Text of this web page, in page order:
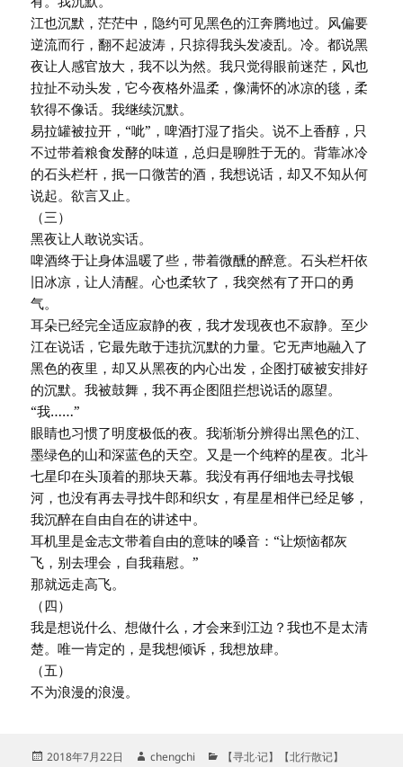
江也沉默，茫茫中，隐约可见黑色的江奔腾地过。风偏要
逆流而行，翻不起波涛，只掠得我头发凌乱。冷。都说黑
夜让人感官放大，我不以为然。我只觉得眼前迷茫，风也
拉扯不动头发，它今夜格外温柔，像满怀的冰凉的毯，柔
软得不像话。我继续沉默。
易拉罐被拉开，“呲”，啤酒打湿了指尖。说不上香醇，只
不过带着粮食发酵的味道，总归是聊胜于无的。背靠冰冷
的石头栏杆，抿一口微苦的酒，我想说话，却又不知从何
说起。欲言又止。
（三）
黑夜让人敢说实话。
啤酒终于让身体温暖了些，带着微醺的醉意。石头栏杆依
旧冰凉，让人清醒。心也柔软了，我突然有了开口的勇
气。
耳朵已经完全适应寂静的夜，我才发现夜也不寂静。至少
江在说话，它最先敢于违抗沉默的力量。它无声地融入了
黑色的夜里，却又从黑夜的内心出发，企图打破被安排好
的沉默。我被鼓舞，我不再企图阻拦想说话的愿望。
“我……”
眼睛也习惯了明度极低的夜。我渐渐分辨得出黑色的江、
墨绿色的山和深蓝色的天空。又是一个纯粹的星夜。北斗
七星印在头顶着的那块天幕。我没有再仔细地去寻找银
河，也没有再去寻找牛郎和织女，有星星相伴已经足够，
我沉醉在自由自在的讲述中。
耳机里是金志文带着自由的意味的嗓音：“让烦恼都灰
飞，别去理会，自我藉慰。”
那就远走高飞。
（四）
我是想说什么、想做什么，才会来到江边？我也不是太清
楚。唯一肯定的，是我想倾诉，我想放肆。
（五）
不为浪漫的浪漫。
发
2018年7月22日
作
chengchi
分【寻北∙记】【北行散记】